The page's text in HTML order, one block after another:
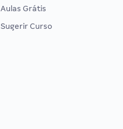
Aulas Grátis
Sugerir Curso